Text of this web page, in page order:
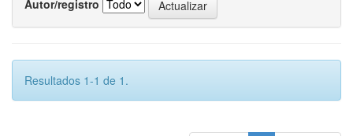
Autor/registro
Resultados 1-1 de 1.